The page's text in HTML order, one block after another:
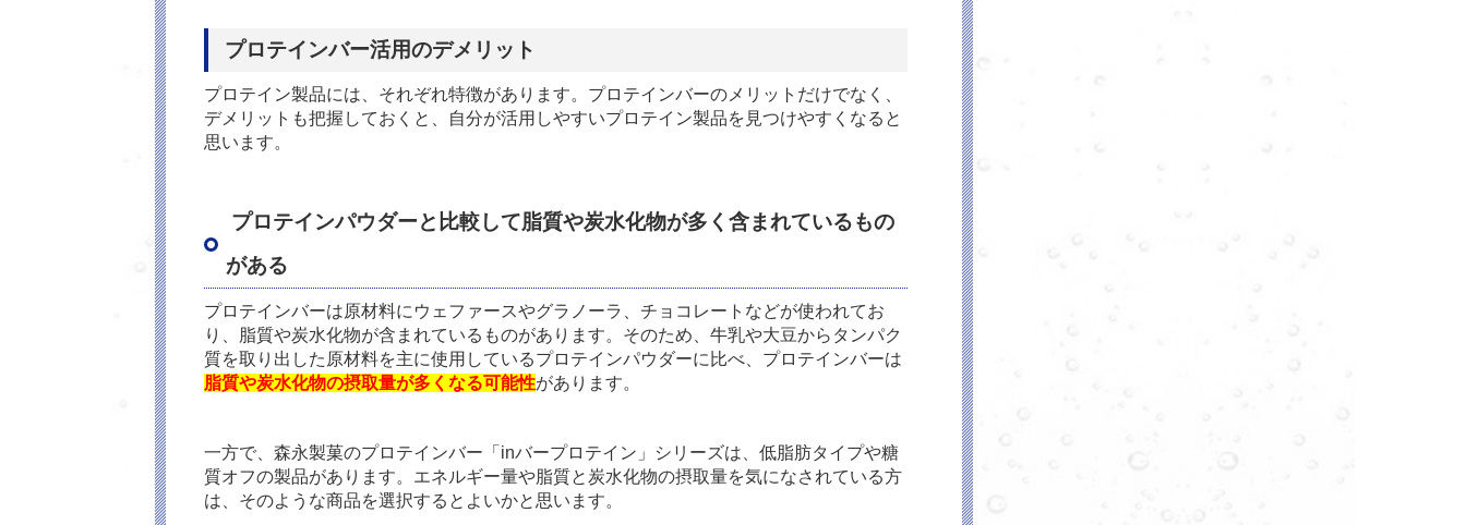
プロテインバー活用のデメリット
プロテイン製品には、それぞれ特徴があります。プロテインバーのメリットだけでなく、
デメリットも把握しておくと、自分が活用しやすいプロテイン製品を見つけやすくなると
思います。
プロテインパウダーと比較して脂質や炭水化物が多く含まれているもの
がある
プロテインバーは原材料にウェファースやグラノーラ、チョコレートなどが使われてお
り、脂質や炭水化物が含まれているものがあります。そのため、牛乳や大豆からタンパク
質を取り出した原材料を主に使用しているプロテインパウダーに比べ、プロテインバーは
脂質や炭水化物の摂取量が多くなる可能性があります。
一方で、森永製菓のプロテインバー「 inバープロテイン」シリーズは、低脂肪タイプや糖
質オフの製品があります。エネルギー量や脂質と炭水化物の摂取量を気になされている方
は、そのような商品を選択するとよいかと思います。